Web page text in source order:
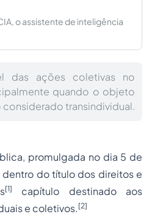
o assistente de inteligência
das ações coletivas no
quando o objeto
transindividual.
promulgada no dia 5 de
dentro do título dos direitos e
[1]
capítulo destinado aos
e coletivos. [2]